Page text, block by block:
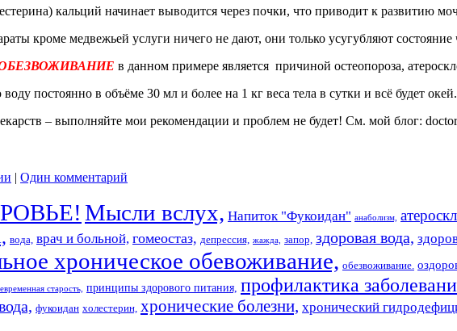
кальций начинает выводится через почки, что приводит к развитию
кроме медвежьей услуги ничего не дают, они только усугубляют состояние
в данном примере является причиной остеопороза,
постоянно в объёме 30 мл и более на 1 кг веса тела в сутки и всё будет
– выполняйте мои рекомендации и проблем не будет! См. мой блог:
| Один комментарий
Мысли вслух, Напиток "Фукоидан" анаболизм,
вода, врач и больной, гомеостаз, депрессия, жажда, запор, здоровая вода,
хроническое обевоживание, обезвоживание.
старость, принципы здорового питания, профилактика
фукоидан холестерин, хронические болезни, хронический